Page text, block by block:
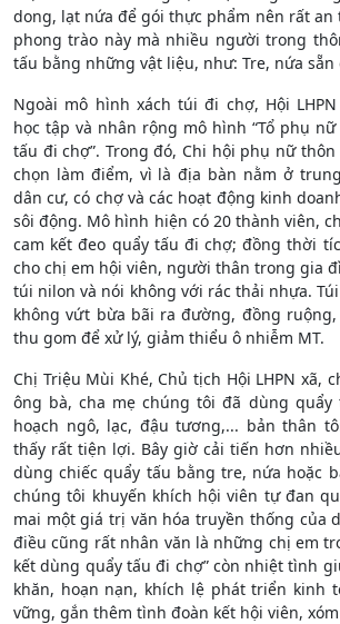
dong, lạt nứa để gói thực phẩm nên rất an
phong trào này mà nhiều người trong
tấu bằng những vật liệu, như: Tre, nứa sẵn
Ngoài mô hình xách túi đi chợ, Hội
học tập và nhân rộng mô hình “Tổ phụ
tấu đi chợ”. Trong đó, Chi hội phụ nữ
chọn làm điểm, vì là địa bàn nằm ở
dân cư, có chợ và các hoạt động kinh
sôi động. Mô hình hiện có 20 thành viên,
cam kết đeo quẩy tấu đi chợ; đồng thời
cho chị em hội viên, người thân trong gia
túi nilon và nói không với rác thải nhựa.
không vứt bừa bãi ra đường, đồng
thu gom để xử lý, giảm thiểu ô nhiễm MT.
Chị Triệu Mùi Khé, Chủ tịch Hội LHPN xã,
ông bà, cha mẹ chúng tôi đã dùng
hoạch ngô, lạc, đậu tương,... bản thân
thấy rất tiện lợi. Bây giờ cải tiến hơn
dùng chiếc quẩy tấu bằng tre, nứa hoặc
chúng tôi khuyến khích hội viên tự đan
mai một giá trị văn hóa truyền thống của
điều cũng rất nhân văn là những chị em
kết dùng quẩy tấu đi chợ” còn nhiệt tình
khăn, hoạn nạn, khích lệ phát triển kinh
vững, gắn thêm tình đoàn kết hội viên, xóm